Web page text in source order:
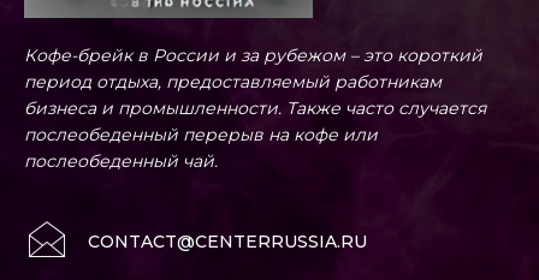
Кофе-брейк в России и за рубежом – это короткий
период отдыха, предоставляемый работникам
бизнеса и промышленности. Также часто случается
послеобеденный перерыв на кофе или
послеобеденный чай.
CONTACT@CENTERRUSSIA.RU